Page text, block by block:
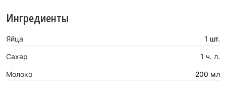
Ингредиенты
Яйца 1 шт.
Сахар 1 ч. л.
Молоко 200 мл